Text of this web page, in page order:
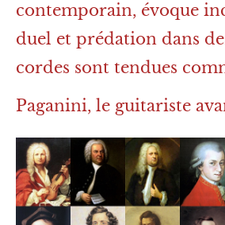
contemporain, évoque
duel et prédation dans
cordes sont tendues
Paganini, le guitariste